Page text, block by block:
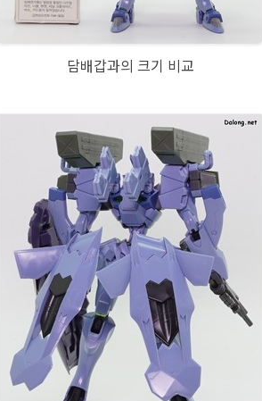
담배갑과의 크기 비교